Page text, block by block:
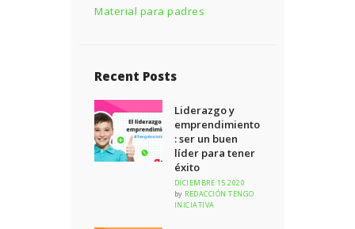
Material para padres
Recent Posts
Liderazgo y
emprendimiento
: ser un buen
líder para tener
éxito
DICIEMBRE 15 2020
by REDACCIÓN TENGO
INICIATIVA